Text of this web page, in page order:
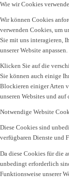
Wie wir Cookies
Wir können Cookies
verwenden Cookies, um
Sie mit uns interagieren,
unserer Website anpassen.
Klicken Sie auf die
Sie können auch einige
Blockieren einiger Arten
unseren Websites und
Notwendige Website
Diese Cookies sind
verfügbaren Dienste und
Da diese Cookies für die
unbedingt erforderlich
Funktionsweise unserer